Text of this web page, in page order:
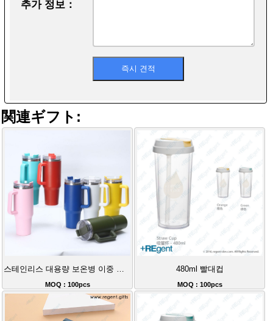
추가 정보：
関連ギフト:
스테인리스 대용량 보온병 이중 진공 설계 빨대 핸들 아이스 마스터 컵 휴대용 컵 40oz
MOQ : 100pcs
480ml 빨대컵
MOQ : 100pcs